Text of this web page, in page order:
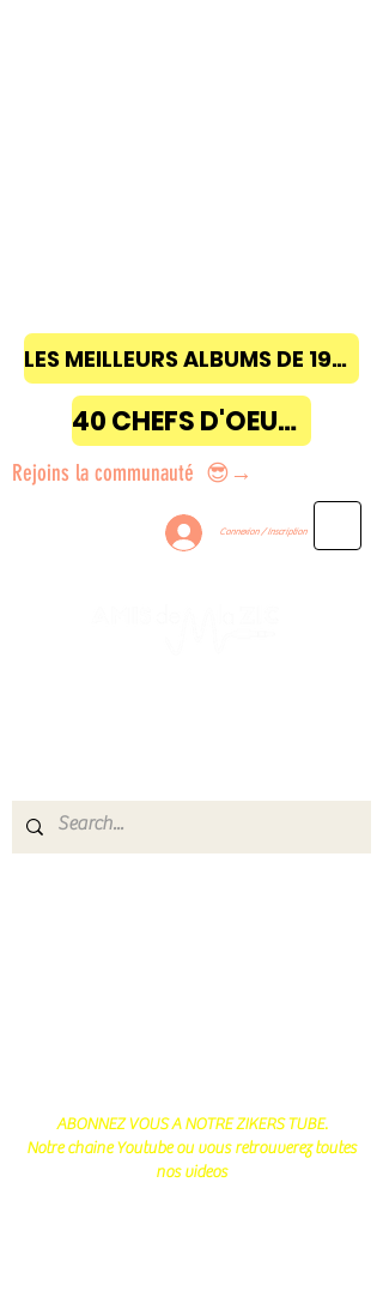
LES MEILLEURS ALBUMS DE 1968 à 2018
40 CHEFS D'OEUVRE
Rejoins la communauté 😎→
Connexion / Inscription
ABONNEZ VOUS A NOTRE ZIKERS TUBE.
Notre chaine Youtube ou vous retrouverez toutes
nos videos